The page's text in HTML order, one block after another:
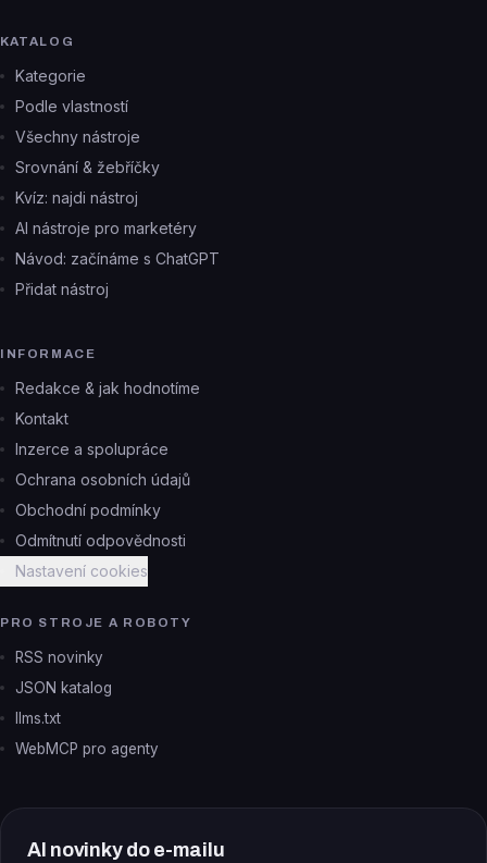
KATALOG
Kategorie
Podle vlastností
Všechny nástroje
Srovnání & žebříčky
Kvíz: najdi nástroj
AI nástroje pro marketéry
Návod: začínáme s ChatGPT
Přidat nástroj
INFORMACE
Redakce & jak hodnotíme
Kontakt
Inzerce a spolupráce
Ochrana osobních údajů
Obchodní podmínky
Odmítnutí odpovědnosti
Nastavení cookies
PRO STROJE A ROBOTY
RSS novinky
JSON katalog
llms.txt
WebMCP pro agenty
AI novinky do e-mailu